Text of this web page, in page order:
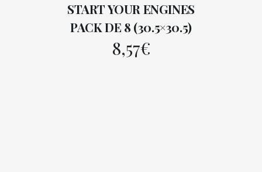
START YOUR ENGINES
PACK DE 8 (30.5×30.5)
8,57€